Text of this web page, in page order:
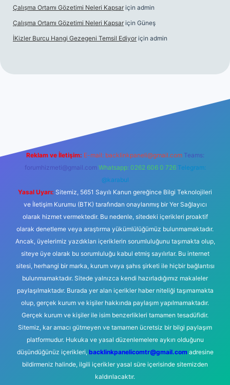
Çalışma Ortamı Gözetimi Neleri Kapsar için admin
Çalışma Ortamı Gözetimi Neleri Kapsar için Güneş
İKizler Burcu Hangi Gezegeni Temsil Ediyor için admin
Reklam ve İletişim: E-mail: backlinkpaneli@gmail.com Teams:
forumhizmeti@gmail.com Whatsapp: 0262 606 0 726 Telegram:
@karabul
Yasal Uyarı: Sitemiz, 5651 Sayılı Kanun gereğince Bilgi Teknolojileri
ve İletişim Kurumu (BTK) tarafından onaylanmış bir Yer Sağlayıcı
olarak hizmet vermektedir. Bu nedenle, sitedeki içerikleri proaktif
olarak denetleme veya araştırma yükümlülüğümüz bulunmamaktadır.
Ancak, üyelerimiz yazdıkları içeriklerin sorumluluğunu taşımakta olup,
siteye üye olarak bu sorumluluğu kabul etmiş sayılırlar. Bu internet
sitesi, herhangi bir marka, kurum veya şahıs şirketi ile hiçbir bağlantısı
bulunmamaktadır. Sitede yalnızca kendi hazırladığımız makaleler
paylaşılmaktadır. Burada yer alan içerikler haber niteliği taşımamakta
olup, gerçek kurum ve kişiler hakkında paylaşım yapılmamaktadır.
Gerçek kurum ve kişiler ile isim benzerlikleri tamamen tesadüfidir.
Sitemiz, kar amacı gütmeyen ve tamamen ücretsiz bir bilgi paylaşım
platformudur. Hukuka ve yasal düzenlemelere aykırı olduğunu
düşündüğünüz içerikleri, backlinkpanelicomtr@gmail.comadresine
bildirmeniz halinde, ilgili içerikler yasal süre içerisinde sitemizden
kaldırılacaktır.